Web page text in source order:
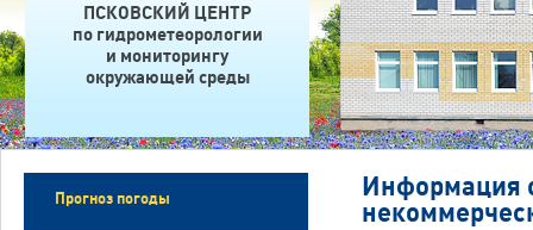
ПСКОВСКИЙ ЦЕНТР
по гидрометеорологии
и мониторингу
окружающей среды
Прогноз погоды Информация